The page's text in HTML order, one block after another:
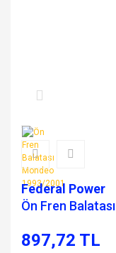
Federal Power
Ön Fren
897,72 TL